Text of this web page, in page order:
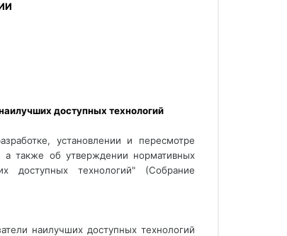
установлении и пересмотре
а также об утверждении нормативных
доступных технологий" (Собрание
наилучших доступных технологий